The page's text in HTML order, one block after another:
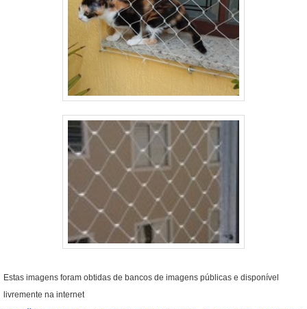
Estas imagens foram obtidas de bancos de imagens públicas e disponível
livremente na internet